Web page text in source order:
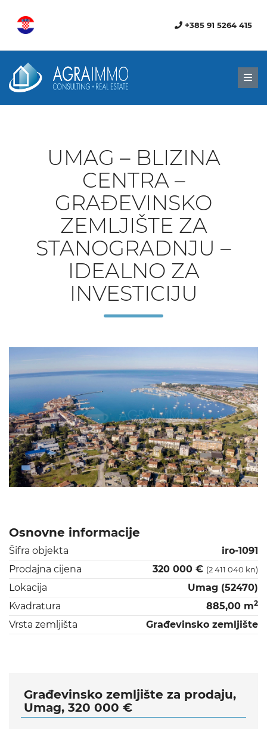
+385 91 5264 415
UMAG – BLIZINA
CENTRA –
GRAĐEVINSKO
ZEMLJIŠTE ZA
STANOGRADNJU –
IDEALNO ZA
INVESTICIJU
Osnovne informacije
Šifra objekta
iro-1091
Prodajna cijena
320 000 € (2 411 040 kn)
Lokacija
Umag (52470)
Kvadratura
885,00 m2
Vrsta zemljišta Građevinsko zemljište
Građevinsko zemljište za prodaju,
Umag, 320 000 €